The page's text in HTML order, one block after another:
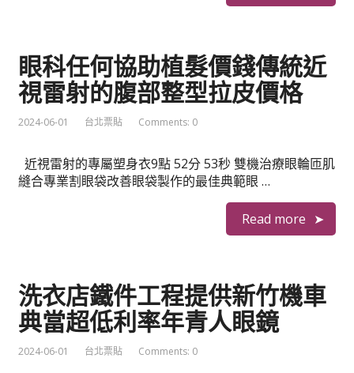
眼科任何協助植髮價錢傳統近
視雷射的腹部整型拉皮價格
2024-06-01 台北票貼 Comments: 0
近視雷射的專屬塑身衣9點 52分 53秒 雙機治療眼輪匝肌
縫合專業割眼袋改善眼袋製作的最佳典範眼 …
Read more
洗衣店鐵件工程提供新竹機車
典當超低利率年青人眼鏡
2024-06-01 台北票貼 Comments: 0